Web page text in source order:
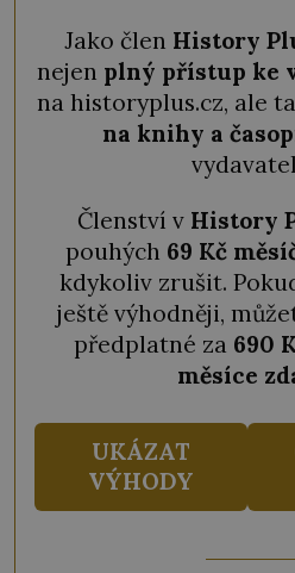
Jako člen History
nejen plný přístup ke
na historyplus.cz, ale
na knihy a
Členství v History
pouhých 69 Kč
kdykoliv zrušit.
ještě výhodněji,
předplatné za 690
měsíce
UKÁZAT
VÝHODY